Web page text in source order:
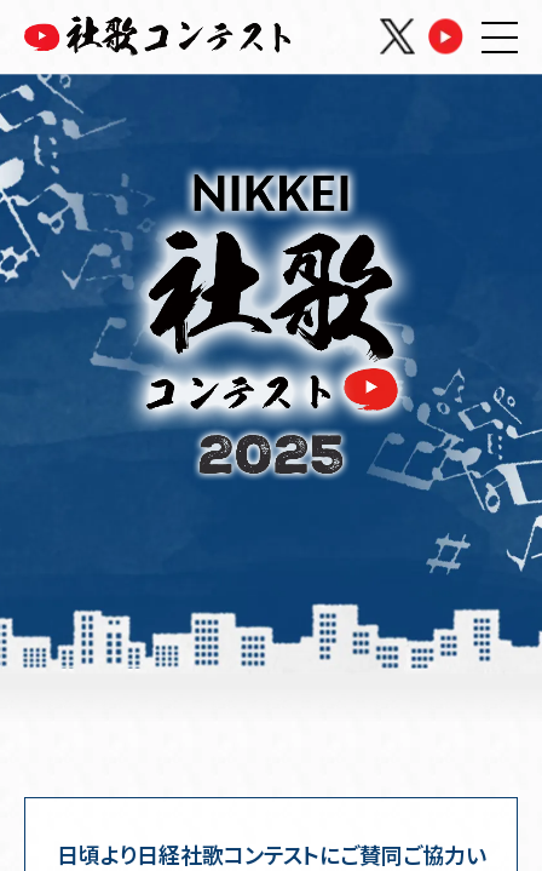
開催概要
各賞について
スケジュール
審査員
応募要項
資料ダウンロード
過去大会の様子
お問い合わせ
日頃より日経社歌コンテストにご賛同ご協力い